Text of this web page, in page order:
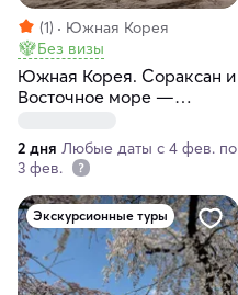
(1)
Южная Корея
Без визы
Южная Корея. Сораксан и
Восточное море —
двухдневное путешествие
2 дня Любые даты с 4 фев. по
3 фев.
Экскурсионные туры